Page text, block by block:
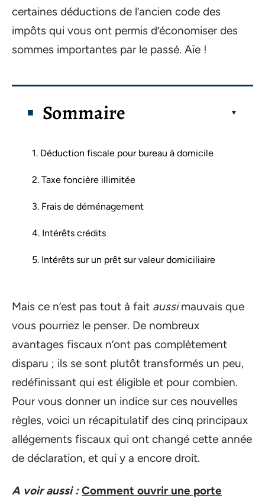
certaines déductions de l’ancien code des
impôts qui vous ont permis d’économiser des
sommes importantes par le passé. Aïe !
Sommaire
1. Déduction fiscale pour bureau à domicile
2. Taxe foncière illimitée
3. Frais de déménagement
4. Intérêts crédits
5. Intérêts sur un prêt sur valeur domiciliaire
Mais ce n’est pas tout à fait aussimauvais que
vous pourriez le penser. De nombreux
avantages fiscaux n’ont pas complètement
disparu ; ils se sont plutôt transformés un peu,
redéfinissant qui est éligible et pour combien.
Pour vous donner un indice sur ces nouvelles
règles, voici un récapitulatif des cinq principaux
allégements fiscaux qui ont changé cette année
de déclaration, et qui y a encore droit.
A voir aussi : Comment ouvrir une porte